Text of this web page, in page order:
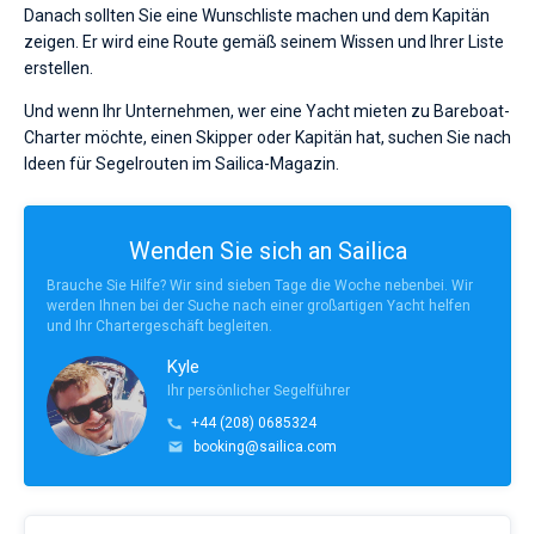
Danach sollten Sie eine Wunschliste machen und dem Kapitän
zeigen. Er wird eine Route gemäß seinem Wissen und Ihrer Liste
erstellen.
Und wenn Ihr Unternehmen, wer eine Yacht mieten zu Bareboat-
Charter möchte, einen Skipper oder Kapitän hat, suchen Sie nach
Ideen für Segelrouten im Sailica-Magazin.
Wenden Sie sich an Sailica
Brauche Sie Hilfe? Wir sind sieben Tage die Woche nebenbei. Wir
werden Ihnen bei der Suche nach einer großartigen Yacht helfen
und Ihr Chartergeschäft begleiten.
Kyle
Ihr persönlicher Segelführer
+44 (208) 0685324
booking@sailica.com